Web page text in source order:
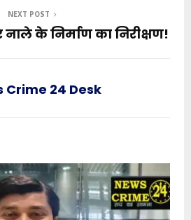
NEXT POST
नाले के निर्माण का निरीक्षण!
Crime 24 Desk